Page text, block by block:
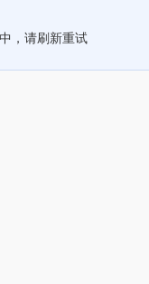
，请刷新重试